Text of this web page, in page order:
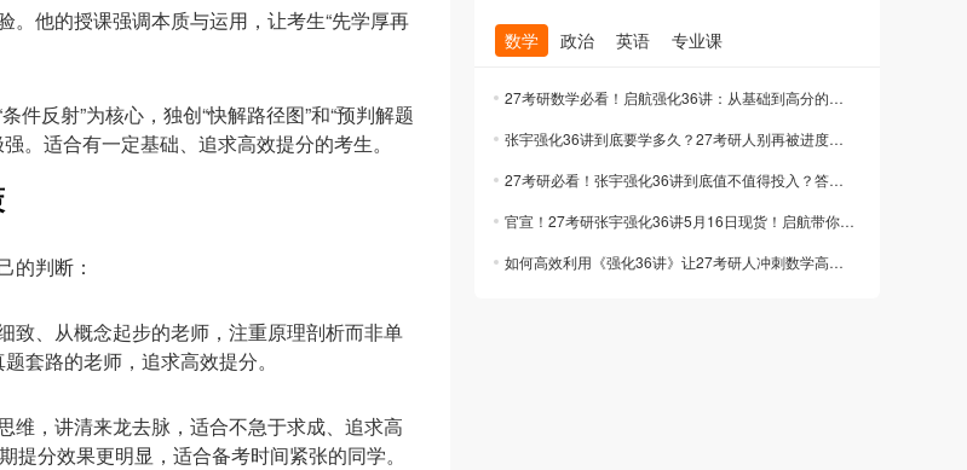
他的授课强调本质与运用，让考生“先学厚再
反射”为核心，独创“快解路径图”和“预判解题
。适合有一定基础、追求高效提分的考生。
的判断：
致、从概念起步的老师，注重原理剖析而非单
套路的老师，追求高效提分。
维，讲清来龙去脉，适合不急于求成、追求高
提分效果更明显，适合备考时间紧张的同学。
数学 政治 英语 专业课
27考研数学必看！启航强化36讲：从基础到高分的通关密码
张宇强化36讲到底要学多久？27考研人别再被进度绑架了！
27考研必看！张宇强化36讲到底值不值得投入？答案在这里
官宣！27考研张宇强化36讲5月16日现货！启航带你解锁数学高分密码
如何高效利用《强化36讲》让27考研人冲刺数学高分？